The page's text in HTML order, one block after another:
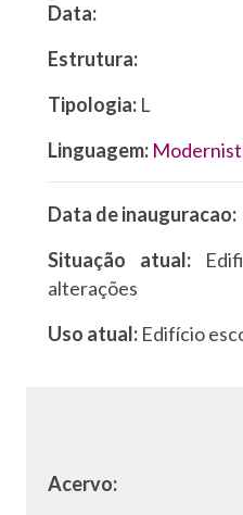
Data:
Estrutura:
Tipologia: L
Linguagem:
Data de inauguracao:
Situação atual:
alterações
Uso atual: Edifício
Acervo: